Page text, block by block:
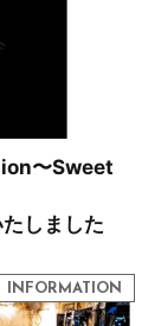
〜Sweet
しました